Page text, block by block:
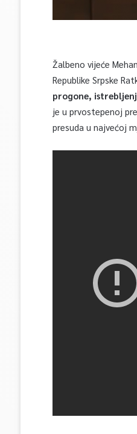
Žalbeno vijeće
Republike Srpske
progone,
je u prvostepenoj
presuda u najvećoj